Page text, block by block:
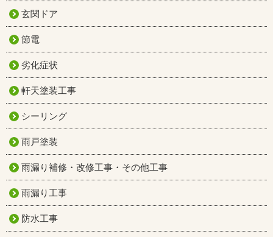
玄関ドア
節電
劣化症状
軒天塗装工事
シーリング
雨戸塗装
雨漏り補修・改修工事・その他工事
雨漏り工事
防水工事